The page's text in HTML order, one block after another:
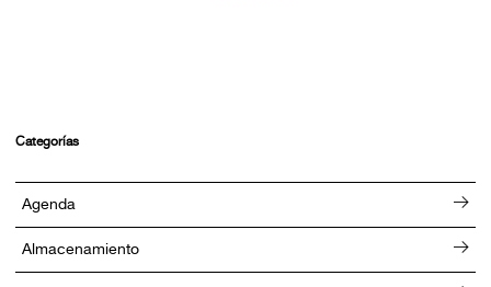
Categorías
Agenda
Almacenamiento